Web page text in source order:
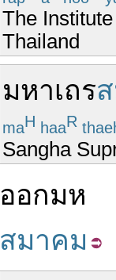
The
Thailand
มหาเถร
maH haaR
Sangha
ออกมห
สมาคม